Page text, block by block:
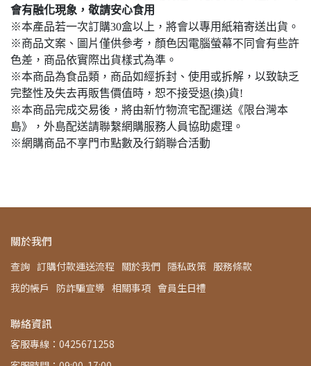
會有融化現象，敬請安心食用
※本產品若一次訂購30盒以上，將會以專用紙箱寄送出貨。
※商品文案、圖片僅供參考，顏色因電腦螢幕不同會有些許
色差，商品依實際出貨樣式為準。
※本商品為食品類，商品如經拆封、使用或拆解，以致缺乏
完整性及失去再販售價值時，恕不接受退(換)貨!
※本商品完成交易後，將由新竹物流宅配運送《限台灣本
島》，外島配送請聯繫網購服務人員協助處理。
※網購商品不享門市點數及行銷聯合活動
關於我們
查詢 訂購付款運送流程 關於我們 隱私政策 服務條款
我的帳戶
防詐騙宣導 相關事項 會員生日禮
聯絡資訊
客服專線：0425671258